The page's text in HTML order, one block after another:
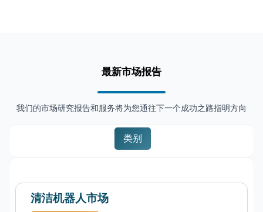
最新市场报告
我们的市场研究报告和服务将为您通往下一个成功之路指明方向
类别
清洁机器人市场